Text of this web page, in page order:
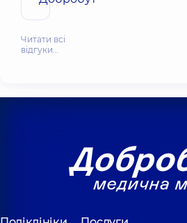
Читати всі
відгуки…